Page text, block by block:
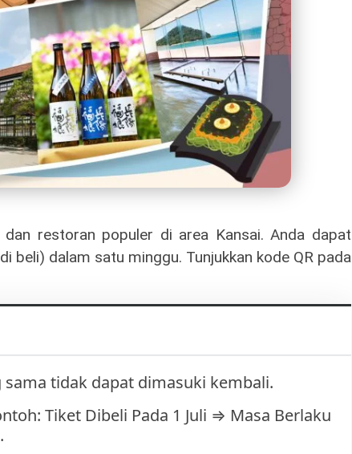
restoran populer di area Kansai. Anda dapat
beli) dalam satu minggu. Tunjukkan kode QR pada
tidak dapat dimasuki kembali.
Tiket Dibeli Pada 1 Juli ⇒ Masa Berlaku